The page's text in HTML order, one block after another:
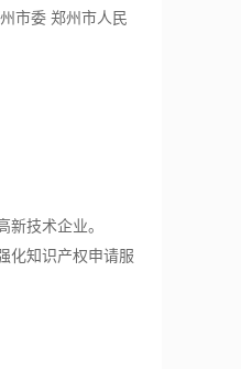
市委 郑州市人民
技术企业。
化知识产权申请服